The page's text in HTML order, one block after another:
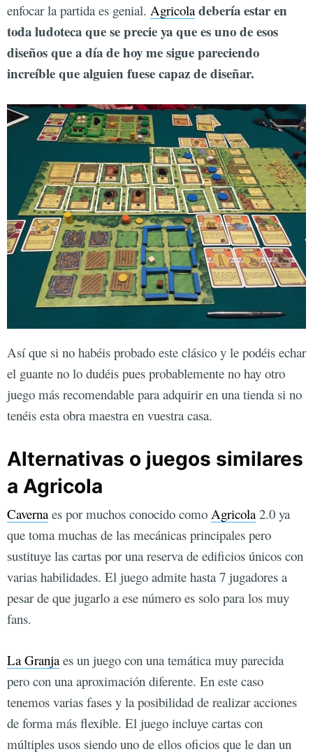
enfocar la partida es genial. Agricola debería estar en
toda ludoteca que se precie ya que es uno de esos
diseños que a día de hoy me sigue pareciendo
increíble que alguien fuese capaz de diseñar.
Así que si no habéis probado este clásico y le podéis echar
el guante no lo dudéis pues probablemente no hay otro
juego más recomendable para adquirir en una tienda si no
tenéis esta obra maestra en vuestra casa.
Alternativas o juegos similares
a Agricola
Cavernaes por muchos conocido como Agricola2.0 ya
que toma muchas de las mecánicas principales pero
sustituye las cartas por una reserva de edificios únicos con
varias habilidades. El juego admite hasta 7 jugadores a
pesar de que jugarlo a ese número es solo para los muy
fans.
La Granjaes un juego con una temática muy parecida
pero con una aproximación diferente. En este caso
tenemos varias fases y la posibilidad de realizar acciones
de forma más flexible. El juego incluye cartas con
múltiples usos siendo uno de ellos oficios que le dan un